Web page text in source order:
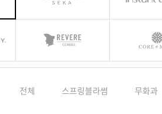
전체 스프링블라썸 무화과